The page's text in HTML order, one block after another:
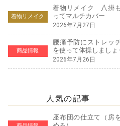
着物リメイク
着物リメイク 八掛
ってマルチカバー
2026年7月27日
商品情報
腰痛予防にストレッ
を使って体操しましょ
2026年7月26日
人気の記事
座布団の仕立て（房